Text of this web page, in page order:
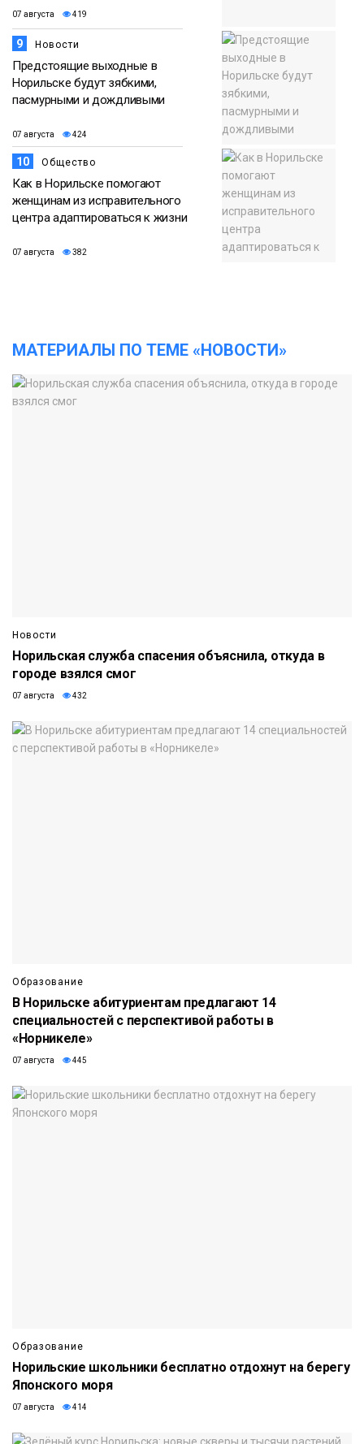
07 августа 419
9 Новости
Предстоящие выходные в
Норильске будут зябкими,
пасмурными и дождливыми
07 августа 424
10 Общество
Как в Норильске помогают
женщинам из исправительного
центра адаптироваться к жизни
07 августа 382
МАТЕРИАЛЫ ПО ТЕМЕ «НОВОСТИ»
Новости
Норильская служба спасения объяснила, откуда в
городе взялся смог
07 августа 432
Образование
В Норильске абитуриентам предлагают 14
специальностей с перспективой работы в
«Норникеле»
07 августа 445
Образование
Норильские школьники бесплатно отдохнут на берегу
Японского моря
07 августа 414